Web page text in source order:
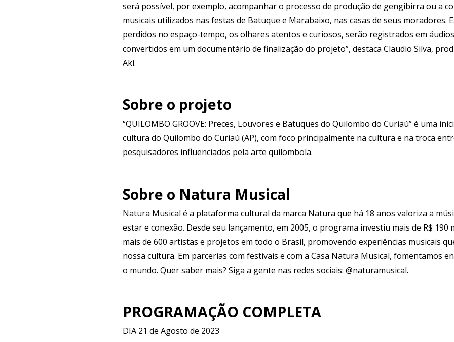
será possível, por exemplo, acompanhar o processo de produção de gengibirra ou a
musicais utilizados nas festas de Batuque e Marabaixo, nas casas de seus moradores.
perdidos no espaço-tempo, os olhares atentos e curiosos, serão registrados em
convertidos em um documentário de finalização do projeto”, destaca Claudio Silva,
Akí.
Sobre o projeto
“QUILOMBO GROOVE: Preces, Louvores e Batuques do Quilombo do Curiaú” é uma
cultura do Quilombo do Curiaú (AP), com foco principalmente na cultura e na troca
pesquisadores influenciados pela arte quilombola.
Sobre o Natura Musical
Natura Musical é a plataforma cultural da marca Natura que há 18 anos valoriza a
estar e conexão. Desde seu lançamento, em 2005, o programa investiu mais de R$
mais de 600 artistas e projetos em todo o Brasil, promovendo experiências musicais
nossa cultura. Em parcerias com festivais e com a Casa Natura Musical, fomentamos
o mundo. Quer saber mais? Siga a gente nas redes sociais: @naturamusical.
PROGRAMAÇÃO COMPLETA
DIA 21 de Agosto de 2023